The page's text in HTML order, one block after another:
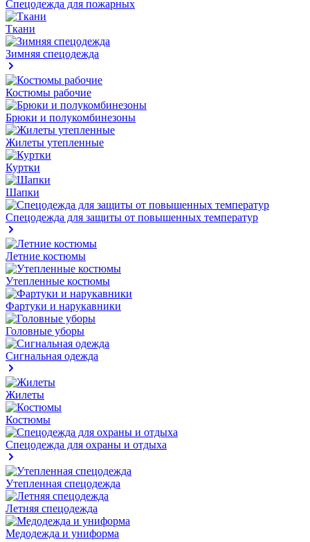
Спецодежда для пожарных
Ткани
Зимняя спецодежда
Костюмы рабочие
Брюки и полукомбинезоны
Жилеты утепленные
Куртки
Шапки
Спецодежда для защиты от повышенных температур
Летние костюмы
Утепленные костюмы
Фартуки и нарукавники
Головные уборы
Сигнальная одежда
Жилеты
Костюмы
Спецодежда для охраны и отдыха
Утепленная спецодежда
Летняя спецодежда
Медодежда и униформа